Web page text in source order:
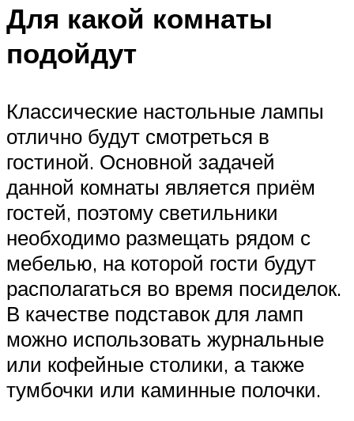
Для какой комнаты
подойдут
Классические настольные лампы
отлично будут смотреться в
гостиной. Основной задачей
данной комнаты является приём
гостей, поэтому светильники
необходимо размещать рядом с
мебелью, на которой гости будут
располагаться во время посиделок.
В качестве подставок для ламп
можно использовать журнальные
или кофейные столики, а также
тумбочки или каминные полочки.